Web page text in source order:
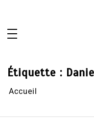
Étiquette :
Accueil